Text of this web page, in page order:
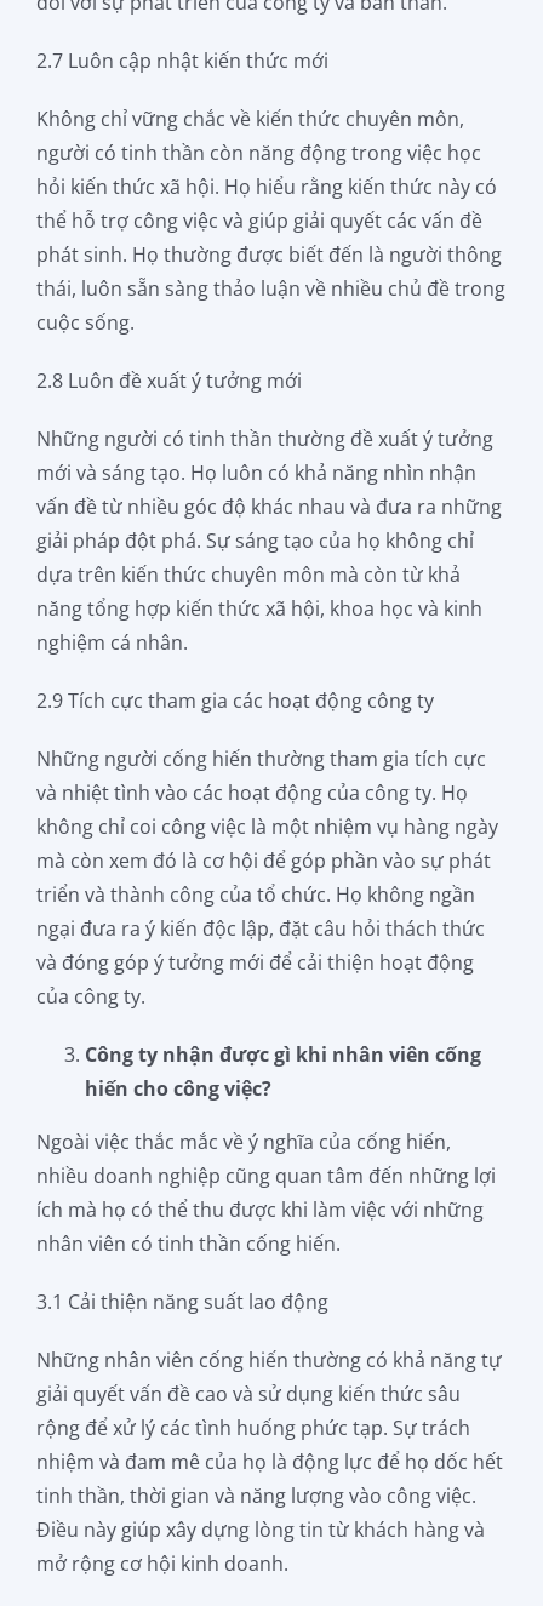
2.7 Luôn cập nhật kiến thức mới
Không chỉ vững chắc về kiến thức chuyên môn,
người có tinh thần còn năng động trong việc học
hỏi kiến thức xã hội. Họ hiểu rằng kiến thức này có
thể hỗ trợ công việc và giúp giải quyết các vấn đề
phát sinh. Họ thường được biết đến là người thông
thái, luôn sẵn sàng thảo luận về nhiều chủ đề trong
cuộc sống.
2.8 Luôn đề xuất ý tưởng mới
Những người có tinh thần thường đề xuất ý tưởng
mới và sáng tạo. Họ luôn có khả năng nhìn nhận
vấn đề từ nhiều góc độ khác nhau và đưa ra những
giải pháp đột phá. Sự sáng tạo của họ không chỉ
dựa trên kiến thức chuyên môn mà còn từ khả
năng tổng hợp kiến thức xã hội, khoa học và kinh
nghiệm cá nhân.
2.9 Tích cực tham gia các hoạt động công ty
Những người cống hiến thường tham gia tích cực
và nhiệt tình vào các hoạt động của công ty. Họ
không chỉ coi công việc là một nhiệm vụ hàng ngày
mà còn xem đó là cơ hội để góp phần vào sự phát
triển và thành công của tổ chức. Họ không ngần
ngại đưa ra ý kiến độc lập, đặt câu hỏi thách thức
và đóng góp ý tưởng mới để cải thiện hoạt động
của công ty.
Công ty nhận được gì khi nhân viên cống
hiến cho công việc?
Ngoài việc thắc mắc về ý nghĩa của cống hiến,
nhiều doanh nghiệp cũng quan tâm đến những lợi
ích mà họ có thể thu được khi làm việc với những
nhân viên có tinh thần cống hiến.
3.1 Cải thiện năng suất lao động
Những nhân viên cống hiến thường có khả năng tự
giải quyết vấn đề cao và sử dụng kiến thức sâu
rộng để xử lý các tình huống phức tạp. Sự trách
nhiệm và đam mê của họ là động lực để họ dốc hết
tinh thần, thời gian và năng lượng vào công việc.
Điều này giúp xây dựng lòng tin từ khách hàng và
mở rộng cơ hội kinh doanh.